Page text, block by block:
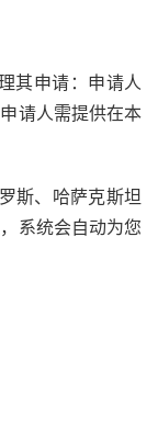
其申请：申请人
请人需提供在本
斯、哈萨克斯坦
系统会自动为您